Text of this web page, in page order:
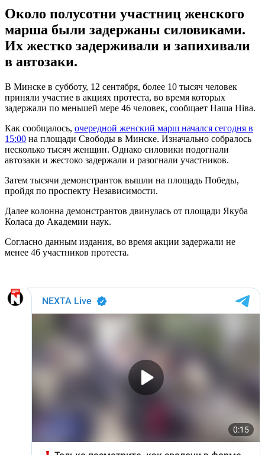
Около полусотни участниц женского
марша были задержаны силовиками.
Их жестко задерживали и запихивали
в автозаки.
В Минске в субботу, 12 сентября, более 10 тысяч человек
приняли участие в акциях протеста, во время которых
задержали по меньшей мере 46 человек, сообщает Наша Ніва.
Как сообщалось, очередной женский марш начался сегодня в
15:00 на площади Свободы в Минске. Изначально собралось
несколько тысяч женщин. Однако силовики подогнали
автозаки и жестоко задержали и разогнали участников.
Затем тысячи демонстранток вышли на площадь Победы,
пройдя по проспекту Независимости.
Далее колонна демонстрантов двинулась от площади Якуба
Коласа до Академии наук.
Согласно данным издания, во время акции задержали не
менее 46 участников протеста.